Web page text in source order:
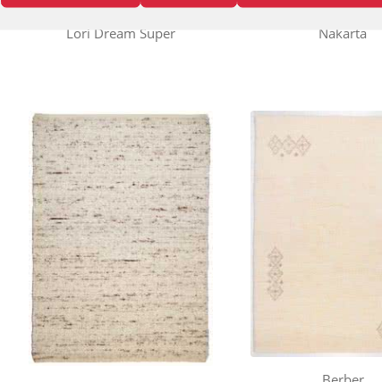
Lori Dream Super Nakarta
Berberina Super